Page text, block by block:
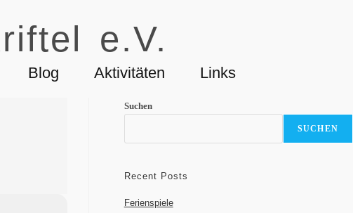
e.V.
Blog Aktivitäten Links
Suchen
SUCHEN
Recent Posts
Ferienspiele